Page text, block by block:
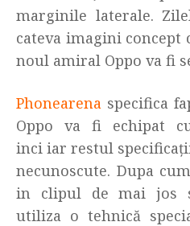
marginile laterale.
cateva imagini concept
noul amiral Oppo va fi
Phonearena specifica
Oppo va fi echipat
inci iar restul
necunoscute. Dupa
in clipul de mai jos
utiliza o tehnică